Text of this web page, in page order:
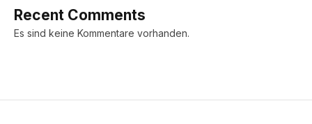
Recent Comments
Es sind keine Kommentare vorhanden.